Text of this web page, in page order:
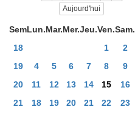
Aujourd'hui
SemLun.Mar.Mer.Jeu.Ven.Sam.
18
1 2
19
4 5 6 7 8 9
20
11 12 13 14 15 16
21
18 19 20 21 22 23